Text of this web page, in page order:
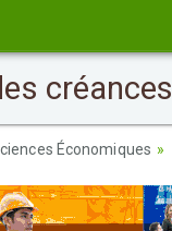
créances
Économiques